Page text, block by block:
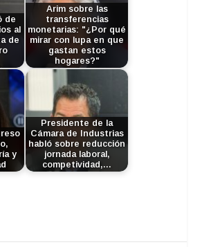
de
al
de
Arim sobre las
transferencias
monetarias: "¿Por qué
mirar con lupa en que
gastan estos
hogares?"
y
Presidente de la
Cámara de Industrias
habló sobre reducción
jornada laboral,
competividad,…